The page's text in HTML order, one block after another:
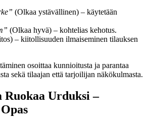
(Olkaa ystävällinen) – käytetään
(Olkaa hyvä) – kohtelias kehotus.
– kiitollisuuden ilmaiseminen tilauksen
osoittaa kunnioitusta ja parantaa
sekä tilaajan että tarjoilijan näkökulmasta.
Urduksi –